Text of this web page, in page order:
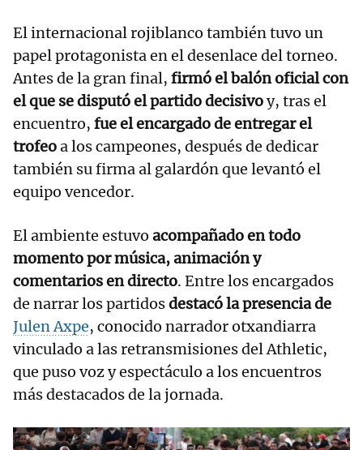
El internacional rojiblanco también tuvo un
papel protagonista en el desenlace del torneo.
Antes de la gran final, firmó el balón oficial con
el que se disputó el partido decisivoy, tras el
encuentro, fue el encargado de entregar el
trofeoa los campeones, después de dedicar
también su firma al galardón que levantó el
equipo vencedor.
El ambiente estuvo acompañado en todo
momento por música, animación y
comentarios en directo. Entre los encargados
de narrar los partidosdestacó la presencia de
Julen Axpe, conocido narrador otxandiarra
vinculado a las retransmisiones del Athletic,
que puso voz y espectáculo a los encuentros
más destacados de la jornada.